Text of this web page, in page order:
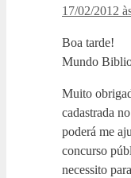
17/02/2012
Boa tarde!
Mundo
Muito
cadastrada
poderá me
concurso
necessito